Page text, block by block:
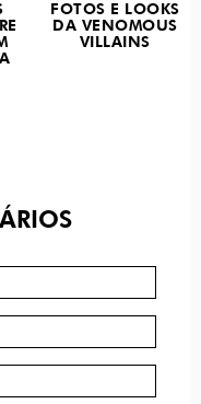
FOTOS E LOOKS
DA VENOMOUS
VILLAINS